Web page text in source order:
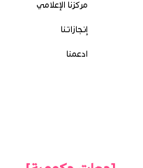
مركزنا الإعلامي
إنجازاتنا
ادعمنا